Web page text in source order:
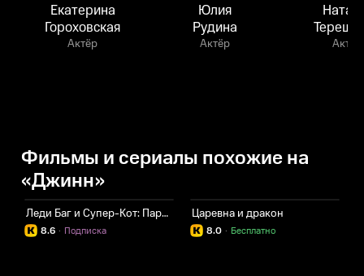
Екатерина
Гороховская
Актёр
Юлия
Рудина
Актёр Актёр
Фильмы и сериалы похожие на
«Джинн»
Леди Баг и Супер-Кот: Париж
8.6 Подписка
·
Царевна и дракон
8.0 Бесплатно
·